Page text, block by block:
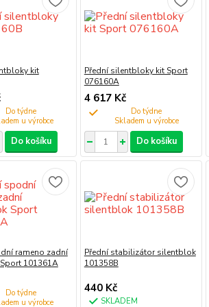
kit
Do týdne
Do košíku
Přední silentbloky kit Sport
076160A
4 617 Kč
Do týdne
Do košíku
rameno zadní
101361A
Do týdne
Přední stabilizátor silentblok
101358B
440 Kč
SKLADEM